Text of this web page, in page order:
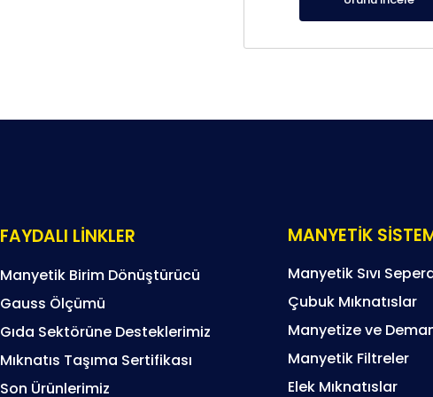
dağılımı ve lineer akış yapısı,
sağlar. Bu sayede yüksek
metal geri kazanım tesisleri için
FAYDALI LİNKLER
Manyetik Birim Dönüştürücü
Gauss Ölçümü
Gıda Sektörüne Desteklerimiz
Mıknatıs Taşıma Sertifikası
Son Ürünlerimiz
MANYETİK
Manyetik Sıvı
Çubuk Mıknatıslar
Manyetize ve
Manyetik Filtreler
Elek Mıknatıslar